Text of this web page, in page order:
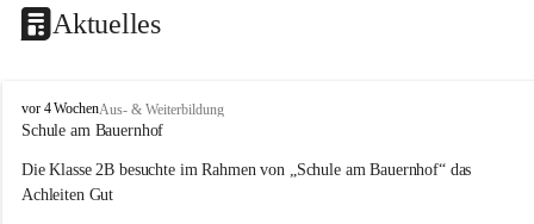
Aktuelles
V
o
k
s
vor 4 WochenAus- & Weiterbildung
Schule am Bauernhof
Die Klasse 2B besuchte im Rahmen von „Schule am Bauernhof“ das
Achleiten Gut